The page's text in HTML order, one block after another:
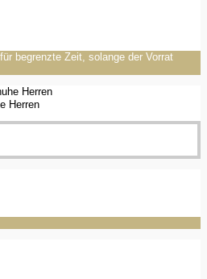
begrenzte Zeit, solange der Vorrat
Herren